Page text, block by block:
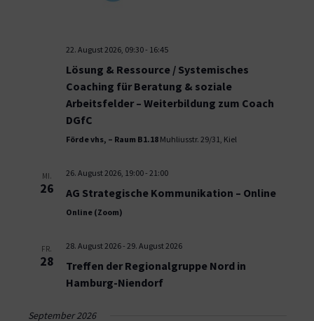
22. August 2026, 09:30- 16:45
Lösung & Ressource / Systemisches
Coaching für Beratung & soziale
Arbeitsfelder – Weiterbildung zum Coach
DGfC
Förde vhs, – Raum B1.18 Muhliusstr. 29/31, Kiel
MI.
26
26. August 2026, 19:00- 21:00
AG Strategische Kommunikation – Online
Online (Zoom)
FR.
28
28. August 2026- 29. August 2026
Treffen der Regionalgruppe Nord in
Hamburg-Niendorf
September 2026